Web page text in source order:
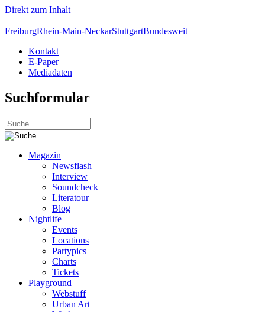
Direkt zum Inhalt
FreiburgRhein-Main-NeckarStuttgartBundesweit
Kontakt
E-Paper
Mediadaten
Suchformular
Magazin
Newsflash
Interview
Soundcheck
Literatour
Blog
Nightlife
Events
Locations
Partypics
Charts
Tickets
Playground
Webstuff
Urban Art